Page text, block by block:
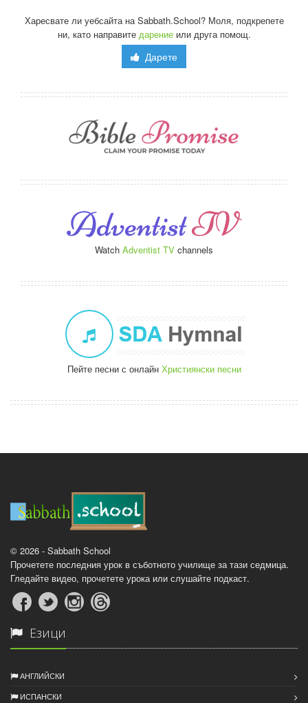
Харесвате ли уебсайта на Sabbath.School? Моля, подкрепете
ни, като направите дарениеили друга помощ.
Дарете
Watch Adventist TV channels
Пейте песни с онлайн Християнски песни
© 2026 - Sabbath School
Прочетете последния урок в съботното училище за тази седмица.
Гледайте видео, прочетете урока или слушайте подкаст.
Езици
АНГЛИЙСКИ
ИСПАНСКИ